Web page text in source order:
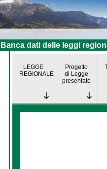
Banca dati delle leggi
LEGGE
REGIONALE
Progetto
di Legge
presentato